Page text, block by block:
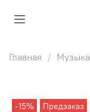
Главная Музыка
-15% Предзаказ